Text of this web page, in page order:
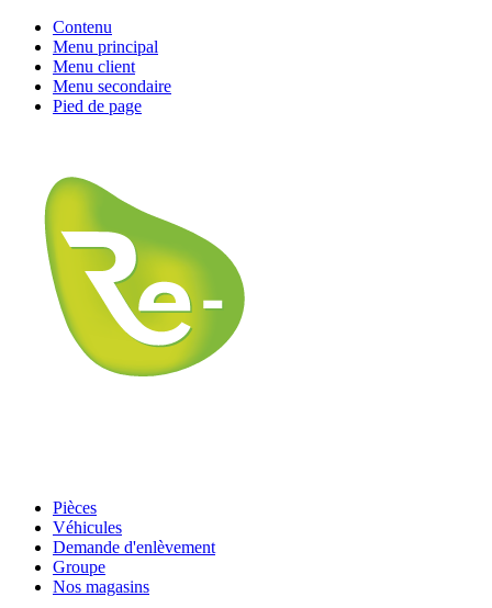
Contenu
Menu principal
Menu client
Menu secondaire
Pied de page
Pièces
Véhicules
Demande d'enlèvement
Groupe
Nos magasins